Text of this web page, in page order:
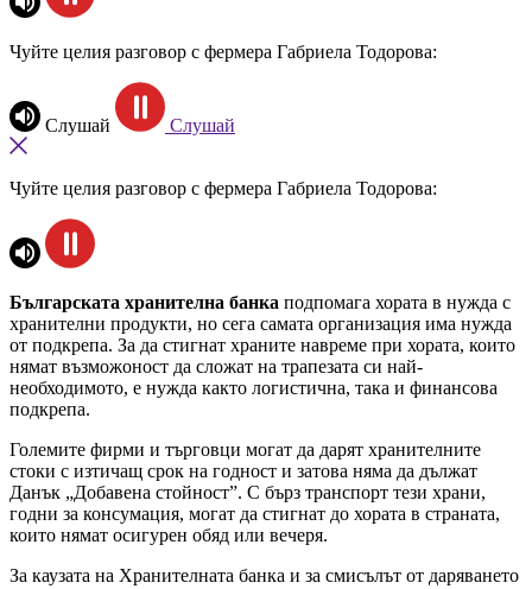
Чуйте целия разговор с фермера Габриела Тодорова:
Слушай Слушай
Чуйте целия разговор с фермера Габриела Тодорова:
Българската хранителна банка подпомага хората в нужда с
хранителни продукти, но сега самата организация има нужда
от подкрепа. За да стигнат храните навреме при хората, които
нямат възможоност да сложат на трапезата си най-
необходимото, е нужда както логистична, така и финансова
подкрепа.
Големите фирми и търговци могат да дарят хранителните
стоки с изтичащ срок на годност и затова няма да дължат
Данък „Добавена стойност”. С бърз транспорт тези храни,
годни за консумация, могат да стигнат до хората в страната,
които нямат осигурен обяд или вечеря.
За каузата на Хранителната банка и за смисълът от даряването